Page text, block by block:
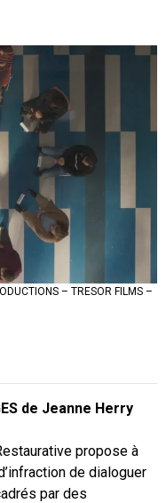
– TRESOR FILMS –
– TRESOR FILMS –
– TRESOR FILMS –
de Jeanne Herry
propose à
de dialoguer
par des